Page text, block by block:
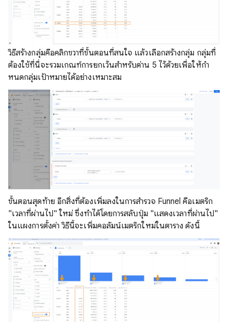
วิธีสร้างกลุ่มคือคลิกขวาที่ขั้นตอนที่สนใจ แล้วเลือกสร้างกลุ่ม กลุ่มที่
ต้องใช้ที่นี่จะรวมเกณฑ์การยกเว้นสําหรับด่าน 5 ไว้ด้วยเพื่อให้กํา
หนดกลุ่มเป้าหมายได้อย่างเหมาะสม
ขั้นตอนสุดท้าย อีกสิ่งที่ต้องเพิ่มลงในการสำรวจ Funnel คือเมตริก
"เวลาที่ผ่านไป" ใหม่ ซึ่งทําได้โดยการสลับปุ่ม "แสดงเวลาที่ผ่านไป"
ในแผงการตั้งค่า วิธีนี้จะเพิ่มคอลัมน์เมตริกใหม่ในตาราง ดังนี้